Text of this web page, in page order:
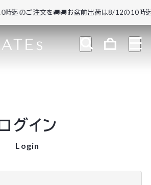
迄のご注文を🚚🚚お盆前出荷は8/12の10時迄
ログイン
Login